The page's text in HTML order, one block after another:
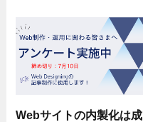
Webサイトの内製化は成